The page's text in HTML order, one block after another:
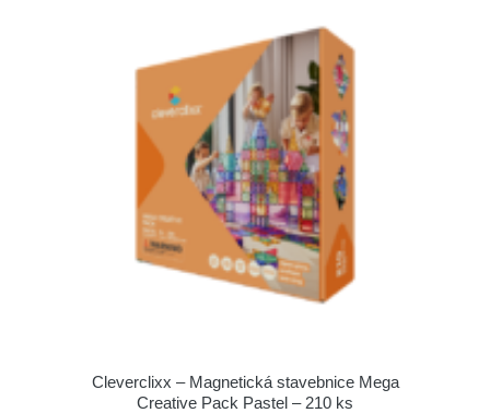
Cleverclixx – Magnetická stavebnice Mega
Creative Pack Pastel – 210 ks